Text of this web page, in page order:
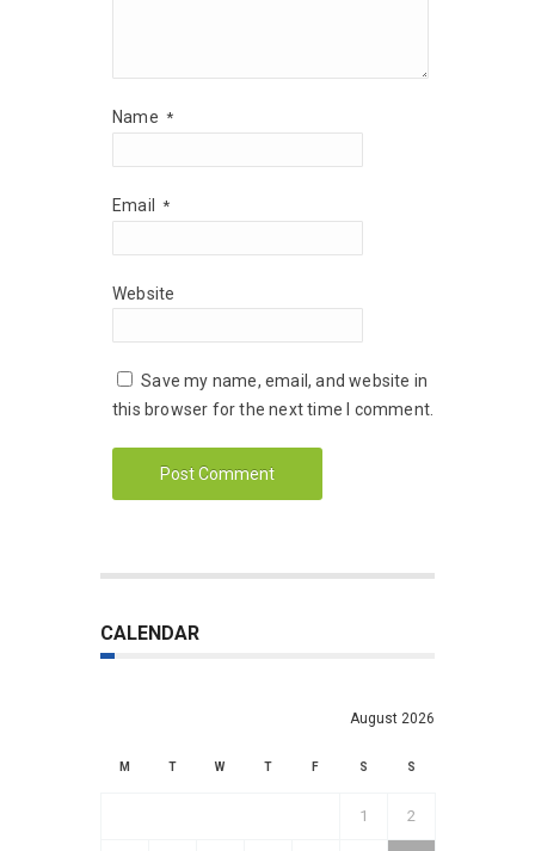
Name *
Email *
Website
Save my name, email, and website in
this browser for the next time I comment.
CALENDAR
August 2026
M T W T F S S
1 2